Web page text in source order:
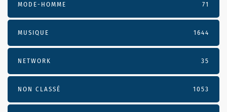
MODE-HOMME 71
MUSIQUE 1644
NETWORK 35
NON CLASSÉ 1053